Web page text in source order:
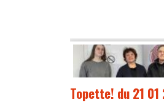
Topette! du 21 01